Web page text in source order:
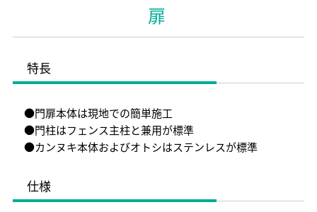
会社概要
扉
特長
●門扉本体は現地での簡単施工
●門柱はフェンス主柱と兼用が標準
●カンヌキ本体およびオトシはステンレスが標準
仕様